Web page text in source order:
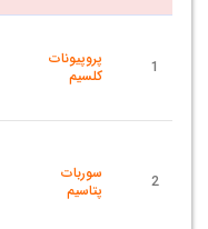
1
پروپیونات
کلسیم
2
سوربات
پتاسیم